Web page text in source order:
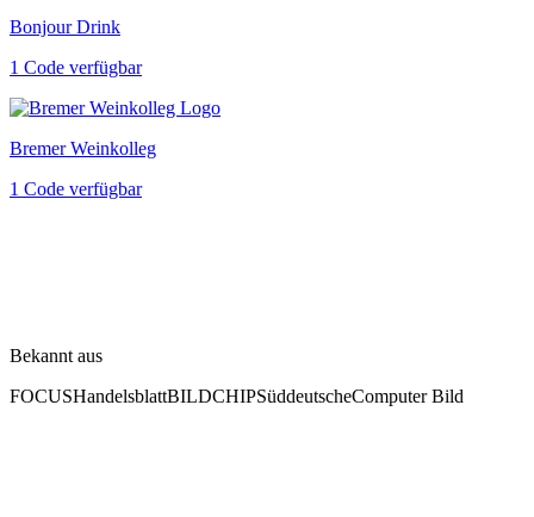
Bonjour Drink
1 Code verfügbar
Bremer Weinkolleg
1 Code verfügbar
Bekannt aus
FOCUSHandelsblattBILDCHIPSüddeutscheComputer Bild